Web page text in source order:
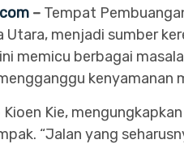
–Tempat
Utara, menjadi sumber
memicu berbagai
kenyamanan
Kioen Kie,
“Jalan yang